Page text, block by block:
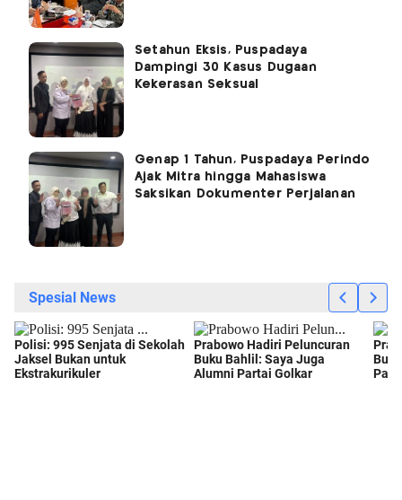
Setahun Eksis, Puspadaya
Dampingi 30 Kasus Dugaan
Kekerasan Seksual
Genap 1 Tahun, Puspadaya Perindo
Ajak Mitra hingga Mahasiswa
Saksikan Dokumenter Perjalanan